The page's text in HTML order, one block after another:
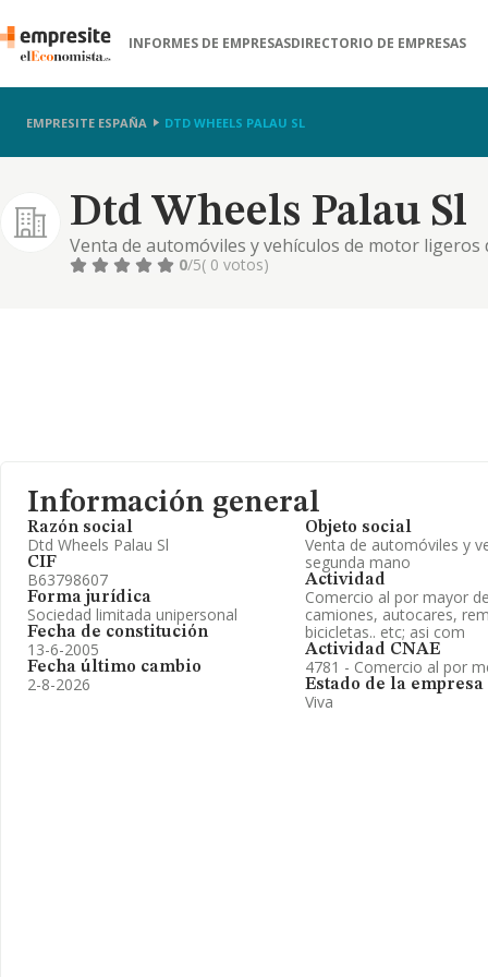
INFORMES DE EMPRESASDIRECTORIO DE EMPRESAS
EMPRESITE ESPAÑA DTD WHEELS PALAU SL
Dtd Wheels Palau Sl
Venta de automóviles y vehículos de motor ligeros
0/5( 0 votos)
Información general
Razón social
Dtd Wheels Palau Sl
CIF
B63798607
Forma jurídica
Sociedad limitada unipersonal
Fecha de constitución
13-6-2005
Fecha último cambio
2-8-2026
Objeto social
Venta de automóviles y
segunda mano
Actividad
Comercio al por mayor
camiones, autocares,
bicicletas.. etc; asi com
Actividad CNAE
4781 - Comercio al por
Estado de la empresa
Viva